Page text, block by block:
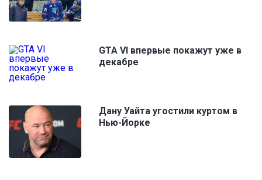
GTA VI впервые покажут уже в
декабре
Дану Уайта угостили куртом в
Нью-Йорке